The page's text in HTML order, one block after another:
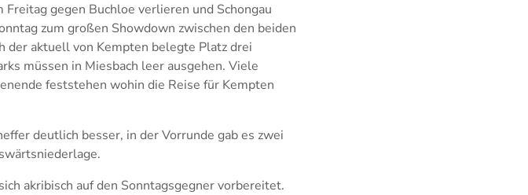
gegen Buchloe verlieren und Schongau
zum großen Showdown zwischen den beiden
der aktuell von Kempten belegte Platz drei
müssen in Miesbach leer ausgehen. Viele
feststehen wohin die Reise für Kempten
deutlich besser, in der Vorrunde gab es zwei
akribisch auf den Sonntagsgegner vorbereitet.